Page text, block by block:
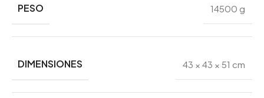
PESO 14500 g
DIMENSIONES 43 × 43 × 51 cm